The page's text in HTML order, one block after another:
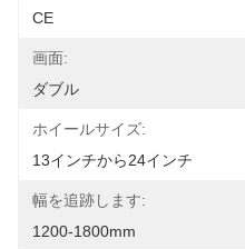
CE
画面:
ダブル
ホイールサイズ:
13インチから24インチ
幅を追跡します:
1200-1800mm